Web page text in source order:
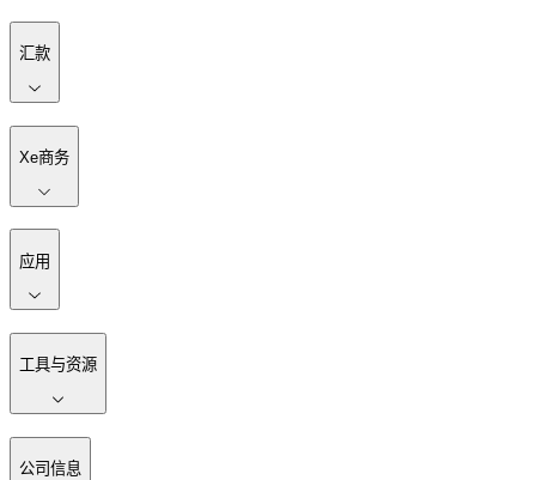
汇款
Xe商务
应用
工具与资源
公司信息